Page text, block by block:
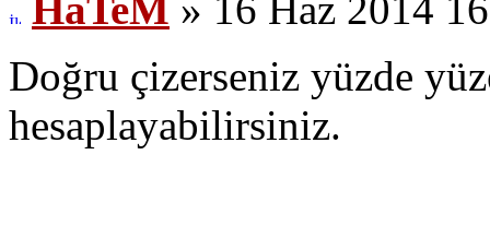
Doğru çizerseniz yüzde
hesaplayabilirsiniz.